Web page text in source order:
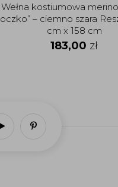
Wełna kostiumowa
oczko” – ciemno szara
cm x 158 cm
183,00 zł